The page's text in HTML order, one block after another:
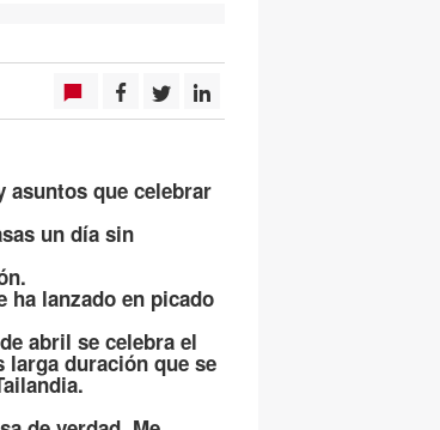
asuntos que celebrar
un día sin
ha lanzado en picado
abril se celebra el
larga duración que se